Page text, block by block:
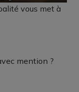
vous met à
mention ?